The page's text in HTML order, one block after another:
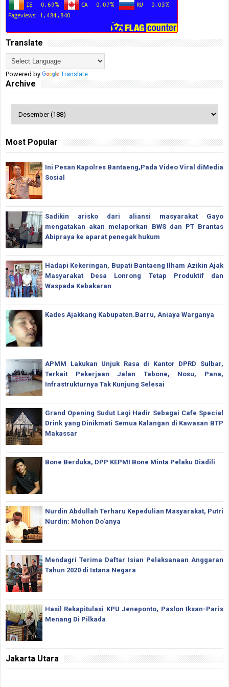
Translate
Powered by Translate
Archive
Most Popular
Ini Pesan Kapolres Bantaeng,Pada Video Viral diMedia
Sosial
Sadikin arisko dari aliansi masyarakat Gayo
mengatakan akan melaporkan BWS dan PT Brantas
Abipraya ke aparat penegak hukum
Hadapi Kekeringan, Bupati Bantaeng Ilham Azikin Ajak
Masyarakat Desa Lonrong Tetap Produktif dan
Waspada Kebakaran
Kades Ajakkang Kabupaten.Barru, Aniaya Warganya
APMM Lakukan Unjuk Rasa di Kantor DPRD Sulbar,
Terkait Pekerjaan Jalan Tabone, Nosu, Pana,
Infrastrukturnya Tak Kunjung Selesai
Grand Opening Sudut Lagi Hadir Sebagai Cafe Special
Drink yang Dinikmati Semua Kalangan di Kawasan BTP
Makassar
Bone Berduka, DPP KEPMI Bone Minta Pelaku Diadili
Nurdin Abdullah Terharu Kepedulian Masyarakat, Putri
Nurdin: Mohon Do'anya
Mendagri Terima Daftar Isian Pelaksanaan Anggaran
Tahun 2020 di Istana Negara
Hasil Rekapitulasi KPU Jeneponto, Paslon Iksan-Paris
Menang Di Pilkada
Jakarta Utara